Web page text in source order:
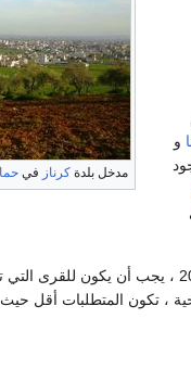
مدخل بلدة كرناز في
و
يمنح كل تسوية لقبها. في عام 2005 ، يجب
عن 3500 شخص. بالنسبة للمستوطنات السياحية ،